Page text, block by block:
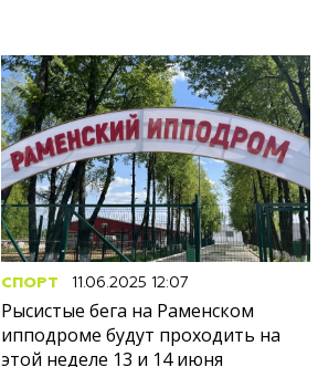
СПОРТ 11.06.2025 12:07
Рысистые бега на Раменском
ипподроме будут проходить на
этой неделе 13 и 14 июня